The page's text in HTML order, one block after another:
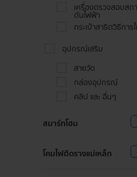
เครื่องตรวจสอบสถ
ดันไฟฟ้า
กระเป๋าสาธิตวิธีการ
อุปกรณ์เสริม
สายวัด
กล่องอุปกรณ์
คลิป และ อื่นๆ
สมาร์ทโฮม
โคมไฟติดรางแม่เหล็ก